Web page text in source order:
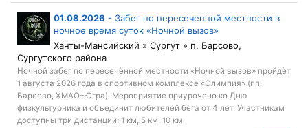
01.08.2026 - Забег по пересеченной местности в
ночное время суток «Ночной вызов»
Ханты-Мансийский » Сургут » п. Барсово,
Сургутского района
Ночной забег по пересечённой местности «Ночной вызов» пройдёт
1 августа 2026 года в спортивном комплексе «Олимпия» (г.п.
Барсово, ХМАО–Югра). Мероприятие приурочено ко Дню
физкультурника и объединит любителей бега от 4 лет. Участникам
доступны три дистанции: 1 км, 5 км, 10 км